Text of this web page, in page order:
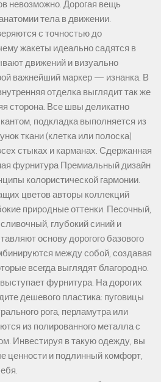
невозможно. Дорогая вещь
тела в движении.
с точностью до
жакеты идеально садятся в
движений и визуально
важнейший маркер — изнанка. В
отделка выглядит так же
сторона. Все швы деликатно
подкладка выполняется из
ткани (клетка или полоска)
стыках и карманах. Сдержанная
фурнитура Премиальный дизайн
колористической гармонии.
цветов авторы коллекций
природные оттенки. Песочный,
глубокий синий и
основу дорогого базового
между собой, создавая
всегда выглядят благородно.
фурнитура. На дорогих
дешевого пластика: пуговицы
рога, перламутра или
из полированного металла с
Инвестируя в такую одежду, вы
ценности и подлинный комфорт,